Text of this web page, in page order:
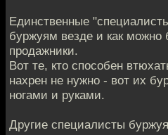
Единственные
буржуям везде и как можно
продажники.
Вот те, кто способен
нахрен не нужно - вот их
ногами и руками.
Другие специалисты